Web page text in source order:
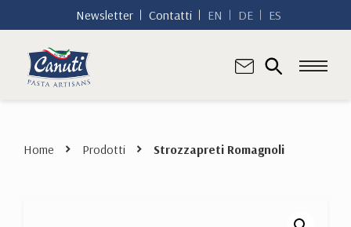
Newsletter Contatti EN DE ES
Home Prodotti Strozzapreti Romagnoli